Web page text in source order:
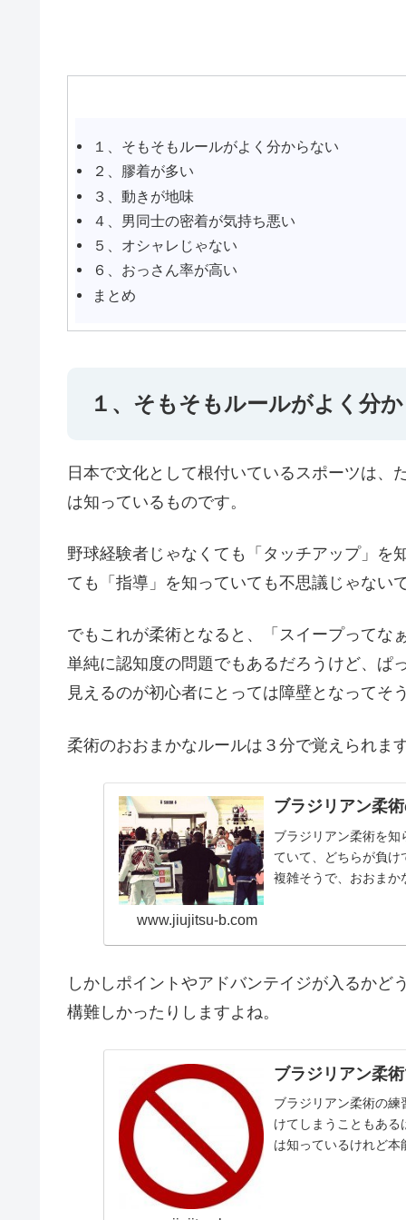
１、そもそもルールがよく分からない
２、膠着が多い
３、動きが地味
４、男同士の密着が気持ち悪い
５、オシャレじゃない
６、おっさん率が高い
まとめ
１、そもそもルールがよく分
日本で文化として根付いているスポーツは
は知っているものです。
野球経験者じゃなくても「タッチアップ」を
ても「指導」を知っていても不思議じゃない
でもこれが柔術となると、「スイープってな
単純に認知度の問題でもあるだろうけど、ぱ
見えるのが初心者にとっては障壁となってそ
柔術のおおまかなルールは３分で覚えられま
ブラジリアン柔
ブラジリアン柔術を
ていて、どちらが負
複雑そうで、おおまか
www.jiujitsu-b.com
しかしポイントやアドバンテイジが入るか
構難しかったりしますよね。
ブラジリアン柔
ブラジリアン柔術の
けてしまうこともあ
は知っているけれど